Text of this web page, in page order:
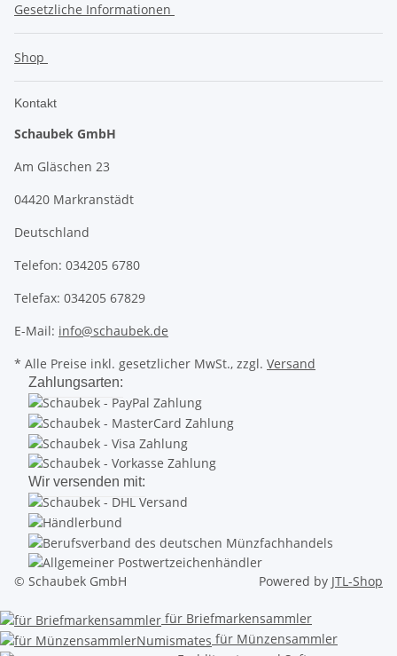
Gesetzliche Informationen
Shop
Kontakt
Schaubek GmbH
Am Gläschen 23
04420 Markranstädt
Deutschland
Telefon: 034205 6780
Telefax: 034205 67829
E-Mail: info@schaubek.de
* Alle Preise inkl. gesetzlicher MwSt., zzgl. Versand
Zahlungsarten:
Wir versenden mit:
© Schaubek GmbH Powered by JTL-Shop
für Briefmarkensammler
für Münzensammler